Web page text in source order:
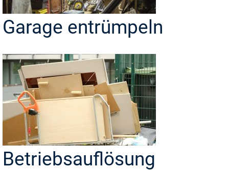
Garage entrümpeln
Betriebsauflösung